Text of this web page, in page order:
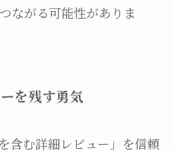
ながる可能性がありま
を残す勇気
含む詳細レビュー」を信頼